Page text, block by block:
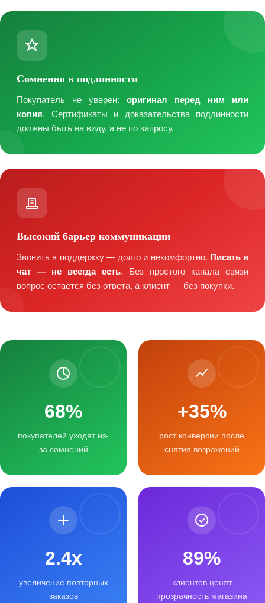
Сомнения в подлинности
Покупатель не уверен: оригинал перед ним или
копия. Сертификаты и доказательства подлинности
должны быть на виду, а не по запросу.
Высокий барьер коммуникации
Звонить в поддержку — долго и некомфортно. Писать в
чат — не всегда есть. Без простого канала связи
вопрос остаётся без ответа, а клиент — без покупки.
68%
покупателей уходят из-
за сомнений
+35%
рост конверсии после
снятия возражений
2.4x
увеличение повторных
заказов
89%
клиентов ценят
прозрачность магазина